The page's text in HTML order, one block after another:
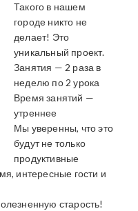
Такого в нашем
городе никто не
делает! Это
уникальный проект.
Занятия — 2 раза в
неделю по 2 урока
Время занятий —
утреннее
Мы уверенны, что это
будут не только
продуктивные
интересные гости и
старость!